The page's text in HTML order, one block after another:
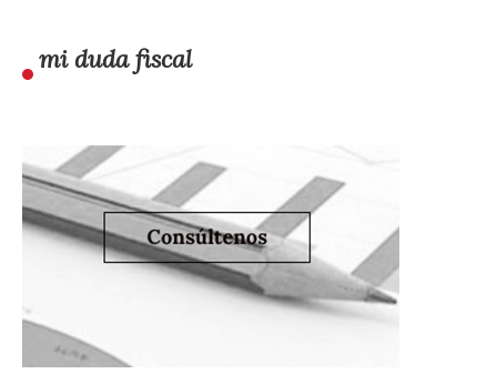
mi duda fiscal